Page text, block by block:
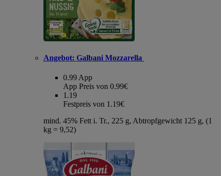
Angebot: Galbani Mozzarella
0.99 App
App Preis von 0.99€
1.19
Festpreis von 1.19€
mind. 45% Fett i. Tr., 225 g, Abtropfgewicht 125 g, (1
kg = 9,52)